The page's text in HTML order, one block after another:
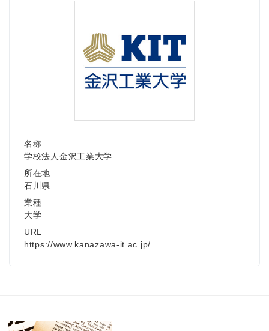
名称
学校法人金沢工業大学
所在地
石川県
業種
大学
URL
https://www.kanazawa-it.ac.jp/